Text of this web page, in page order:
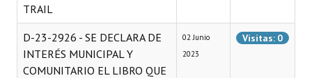
TRAIL
D-23-2926 - SE DECLARA DE
INTERÉS MUNICIPAL Y
COMUNITARIO EL LIBRO QUE
02 Junio
2023
Visitas: 0